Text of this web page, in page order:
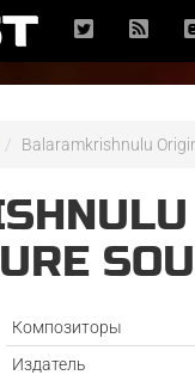
Balaramkrishnulu
Композиторы
Издатель